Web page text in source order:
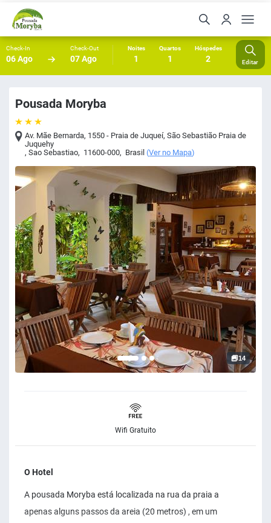
Check-In
06 Ago
Check-Out
07 Ago
Noites
1
Quartos
1
Hóspedes
2 Editar
Pousada Moryba
Av. Mãe Bernarda, 1550 - Praia de Juqueí, São Sebastião Praia de
Juquehy
,Sao Sebastiao, 11600-000, Brasil (Ver no Mapa)
14
Wifi Gratuito
O Hotel
A pousada Moryba está localizada na rua da praia a
apenas alguns passos da areia (20 metros) , em um